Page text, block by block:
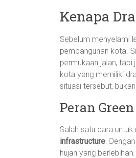
Kenapa
Sebelum menyelami
pembangunan kota.
permukaan jalan,
kota yang memiliki
situasi tersebut,
Peran
Salah satu cara
infrastructure.
hujan yang